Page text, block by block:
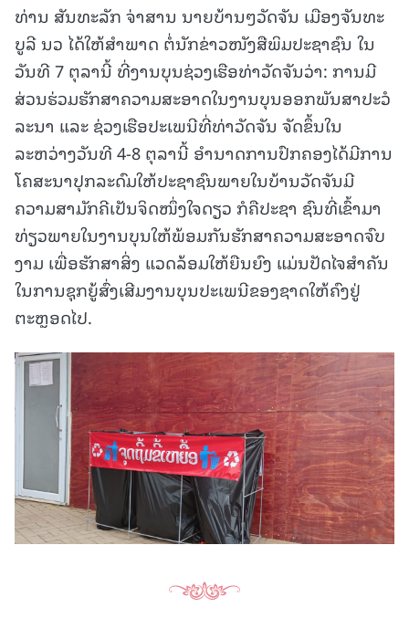
ທ່ານ ສັນທະລັກ ຈ່າສານ ນາຍບ້ານໆວັດຈັນ ເມືອງຈັນທະ
ບູລີ ນວ ໄດ້ໃຫ້ສຳພາດ ຕໍ່ນັກຂ່າວໜັງສືພິມປະຊາຊົນ ໃນ
ວັນທີ 7 ຕຸລານີ້ ທີ່ງານບຸນຊ່ວງເຮືອທ່າວັດຈັນວ່າ: ການມີ
ສ່ວນຮ່ວມຮັກສາຄວາມສະອາດໃນງານບຸນອອກພັນສາປະວໍ
ລະນາ ແລະ ຊ່ວງເຮືອປະເພນີທີ່ທ່າວັດຈັນ ຈັດຂຶ້ນໃນ
ລະຫວ່າງວັນທີ 4-8 ຕຸລານີ້ ອຳນາດການປົກຄອງໄດ້ມີການ
ໂຄສະນາປຸກລະດົມໃຫ້ປະຊາຊົນພາຍໃນບ້ານວັດຈັນມີ
ຄວາມສາມັກຄີເປັນຈິດໜຶ່ງໃຈດຽວ ກໍຄືປະຊາ ຊົນທີ່ເຂົ້າມາ
ທ່ຽວພາຍໃນງານບຸນໃຫ້ພ້ອມກັນຮັກສາຄວາມສະອາດຈົບ
ງາມ ເພື່ອຮັກສາສິ່ງ ແວດລ້ອມໃຫ້ຍືນຍົງ ແມ່ນປັດໄຈສຳຄັນ
ໃນການຊຸກຍູ້ສົ່ງເສີມງານບຸນປະເພນີຂອງຊາດໃຫ້ຄົງຢູ່
ຕະຫຼອດໄປ.